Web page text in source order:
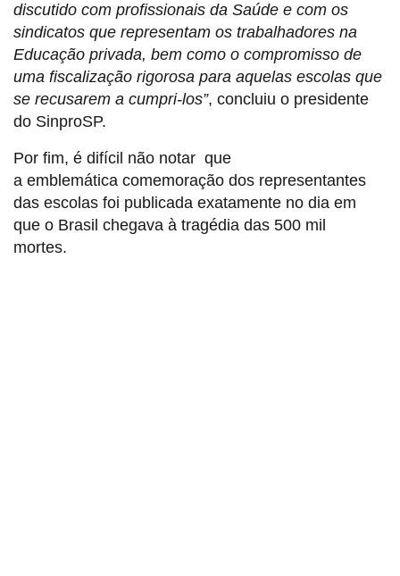
discutido com profissionais da Saúde e com os
sindicatos que representam os trabalhadores na
Educação privada, bem como o compromisso de
uma fiscalização rigorosa para aquelas escolas que
se recusarem a cumpri-los”, concluiu o presidente
do SinproSP.
Por fim, é difícil não notar que
a emblemática comemoração dos representantes
das escolas foi publicada exatamente no dia em
que o Brasil chegava à tragédia das 500 mil
mortes.